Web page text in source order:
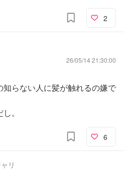
2
26/05/14 21:30:00
らない人に髪が触れるの嫌で
。
6
リ